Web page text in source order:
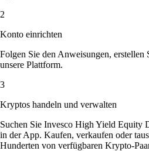
2
Konto einrichten
Folgen Sie den Anweisungen,
unsere Plattform.
3
Kryptos handeln und verwalten
Suchen Sie Invesco High Yield Equity
in der App. Kaufen, verkaufen oder
Hunderten von verfügbaren Krypto-